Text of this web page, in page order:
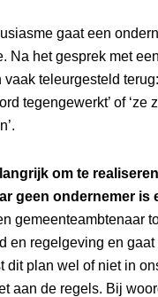
gaat een
Na het gesprek met
vaak teleurgesteld
tegengewerkt’ of ‘ze
om te
geen ondernemer is
gemeenteambtenaar
en regelgeving en gaat
dit plan wel of niet in
aan de regels. Bij